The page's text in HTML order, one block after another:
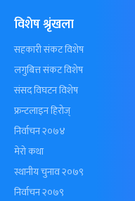
विशेष श्रृंखला
सहकारी संकट विशेष
लगुबित्त संकट विशेष
संसद विघटन विशेष
फ्रन्टलाइन हिरोज्
निर्वाचन २०७४
मेरो कथा
स्थानीय चुनाव २०७९
निर्वाचन २०७९